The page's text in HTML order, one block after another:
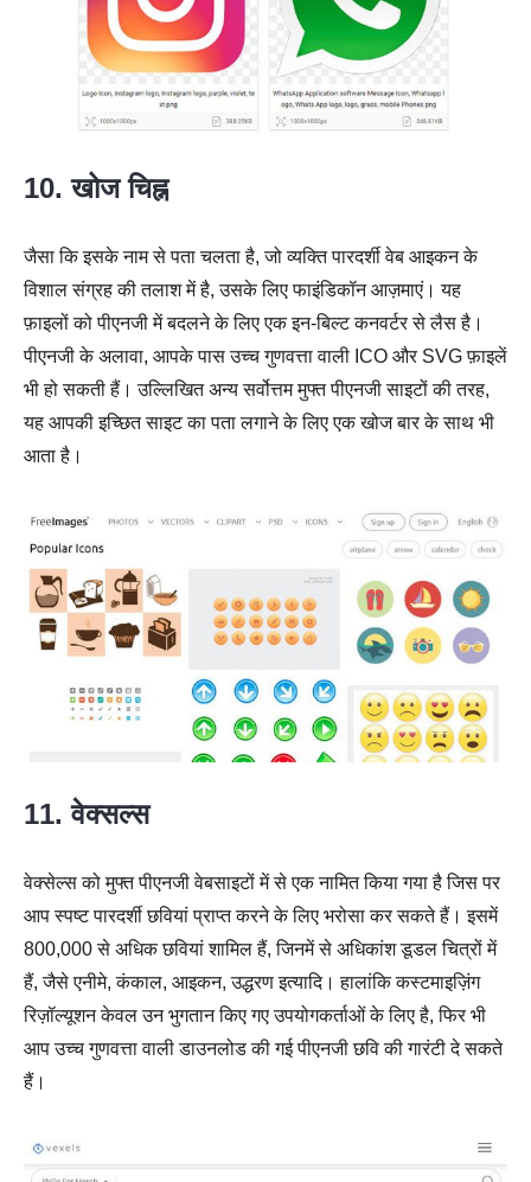
10. खोज चिह्न
जैसा कि इसके नाम से पता चलता है, जो व्यक्ति पारदर्शी वेब आइकन के
विशाल संग्रह की तलाश में है, उसके लिए फाइंडिकॉन आज़माएं। यह
फ़ाइलों को पीएनजी में बदलने के लिए एक इन-बिल्ट कनवर्टर से लैस है।
पीएनजी के अलावा, आपके पास उच्च गुणवत्ता वाली ICO और SVG फ़ाइलें
भी हो सकती हैं। उल्लिखित अन्य सर्वोत्तम मुफ्त पीएनजी साइटों की तरह,
यह आपकी इच्छित साइट का पता लगाने के लिए एक खोज बार के साथ भी
आता है।
11. वेक्सल्स
वेक्सेल्स को मुफ्त पीएनजी वेबसाइटों में से एक नामित किया गया है जिस पर
आप स्पष्ट पारदर्शी छवियां प्राप्त करने के लिए भरोसा कर सकते हैं। इसमें
800,000 से अधिक छवियां शामिल हैं, जिनमें से अधिकांश डूडल चित्रों में
हैं, जैसे एनीमे, कंकाल, आइकन, उद्धरण इत्यादि। हालांकि कस्टमाइज़िंग
रिज़ॉल्यूशन केवल उन भुगतान किए गए उपयोगकर्ताओं के लिए है, फिर भी
आप उच्च गुणवत्ता वाली डाउनलोड की गई पीएनजी छवि की गारंटी दे सकते
हैं।